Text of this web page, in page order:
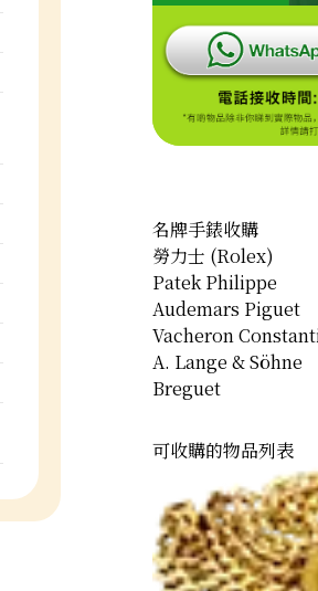
名牌手錶收購
勞力士 (Rolex)
Patek Philippe
Audemars Piguet
Vacheron
A. Lange & Söhne
Breguet
可收購的物品列表